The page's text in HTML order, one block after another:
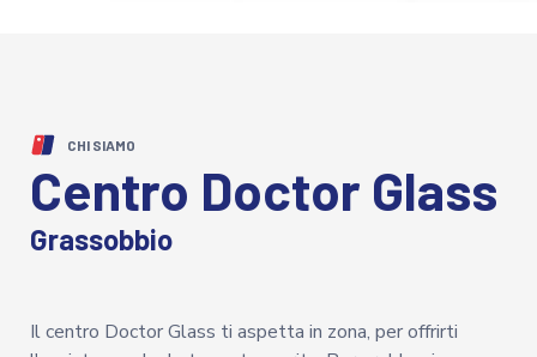
CHI SIAMO
Centro Doctor Glass
Grassobbio
Il centro Doctor Glass ti aspetta in zona, per offrirti